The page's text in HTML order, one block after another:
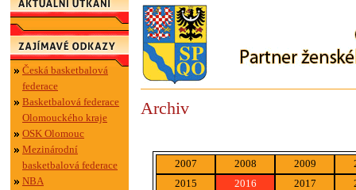
Česká basketbalová
federace
Basketbalová federace
Olomouckého kraje
OSK Olomouc
Mezinárodní
basketbalová federace
NBA
Archiv
2007 2008 2009
2015
2016 2017